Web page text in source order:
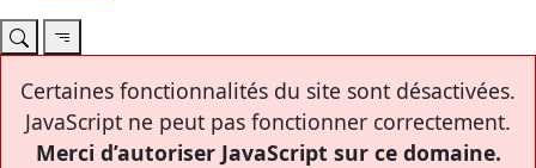
Certaines fonctionnalités du site sont désactivées.
JavaScript ne peut pas fonctionner correctement.
Merci d’autoriser JavaScript sur ce domaine.